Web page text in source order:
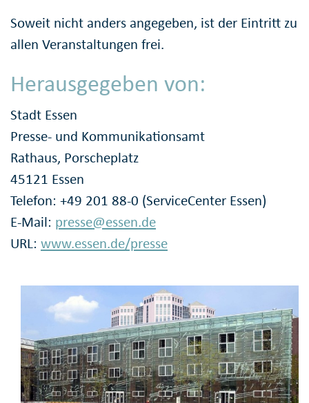
Soweit nicht anders angegeben, ist der Eintritt zu
allen Veranstaltungen frei.
Herausgegeben von:
Stadt Essen
Presse- und Kommunikationsamt
Rathaus, Porscheplatz
45121 Essen
Telefon: +49 201 88-0 (ServiceCenter Essen)
E-Mail: presse@essen.de
URL: www.essen.de/presse